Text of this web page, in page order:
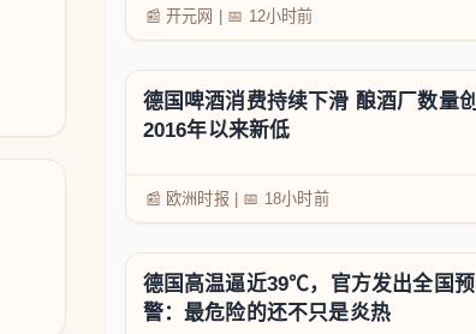
📰 开元网 📅 12小时前
德国啤酒消费持续下滑 酿酒厂数量创
2016年以来新低
📰 欧洲时报 📅 18小时前
德国高温逼近39℃，官方发出全国预
警：最危险的还不只是炎热